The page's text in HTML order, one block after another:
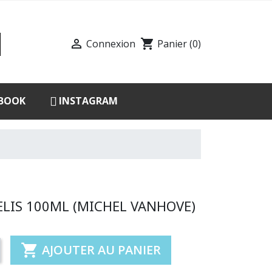
 Connexion shopping_cart Panier(0)
INSTAGRAM
100ML (MICHEL VANHOVE)
 AJOUTER AU PANIER